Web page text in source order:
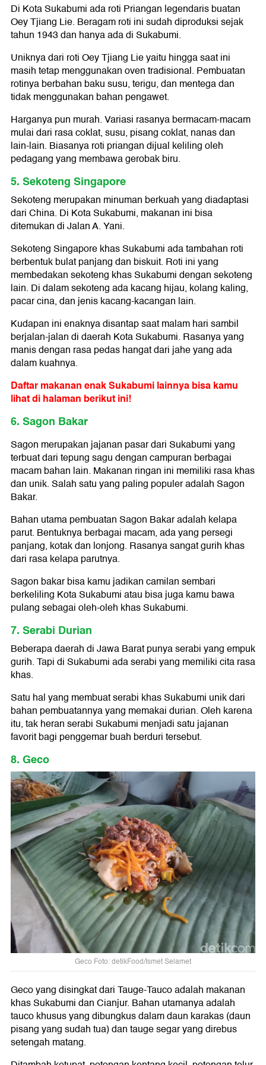
Di Kota Sukabumi ada roti Priangan legendaris buatan
Oey Tjiang Lie. Beragam roti ini sudah diproduksi sejak
tahun 1943 dan hanya ada di Sukabumi.
Uniknya dari roti Oey Tjiang Lie yaitu hingga saat ini
masih tetap menggunakan oven tradisional. Pembuatan
rotinya berbahan baku susu, terigu, dan mentega dan
tidak menggunakan bahan pengawet.
Harganya pun murah. Variasi rasanya bermacam-macam
mulai dari rasa coklat, susu, pisang coklat, nanas dan
lain-lain. Biasanya roti priangan dijual keliling oleh
pedagang yang membawa gerobak biru.
5. Sekoteng Singapore
Sekoteng merupakan minuman berkuah yang diadaptasi
dari China. Di Kota Sukabumi, makanan ini bisa
ditemukan di Jalan A. Yani.
Sekoteng Singapore khas Sukabumi ada tambahan roti
berbentuk bulat panjang dan biskuit. Roti ini yang
membedakan sekoteng khas Sukabumi dengan sekoteng
lain. Di dalam sekoteng ada kacang hijau, kolang kaling,
pacar cina, dan jenis kacang-kacangan lain.
Kudapan ini enaknya disantap saat malam hari sambil
berjalan-jalan di daerah Kota Sukabumi. Rasanya yang
manis dengan rasa pedas hangat dari jahe yang ada
dalam kuahnya.
Daftar makanan enak Sukabumi lainnya bisa kamu
lihat di halaman berikut ini!
6. Sagon Bakar
Sagon merupakan jajanan pasar dari Sukabumi yang
terbuat dari tepung sagu dengan campuran berbagai
macam bahan lain. Makanan ringan ini memiliki rasa khas
dan unik. Salah satu yang paling populer adalah Sagon
Bakar.
Bahan utama pembuatan Sagon Bakar adalah kelapa
parut. Bentuknya berbagai macam, ada yang persegi
panjang, kotak dan lonjong. Rasanya sangat gurih khas
dari rasa kelapa parutnya.
Sagon bakar bisa kamu jadikan camilan sembari
berkeliling Kota Sukabumi atau bisa juga kamu bawa
pulang sebagai oleh-oleh khas Sukabumi.
7. Serabi Durian
Beberapa daerah di Jawa Barat punya serabi yang empuk
gurih. Tapi di Sukabumi ada serabi yang memiliki cita rasa
khas.
Satu hal yang membuat serabi khas Sukabumi unik dari
bahan pembuatannya yang memakai durian. Oleh karena
itu, tak heran serabi Sukabumi menjadi satu jajanan
favorit bagi penggemar buah berduri tersebut.
8. Geco
Geco Foto: detikFood/Ismet Selamet
Geco yang disingkat dari Tauge-Tauco adalah makanan
khas Sukabumi dan Cianjur. Bahan utamanya adalah
tauco khusus yang dibungkus dalam daun karakas (daun
pisang yang sudah tua) dan tauge segar yang direbus
setengah matang.